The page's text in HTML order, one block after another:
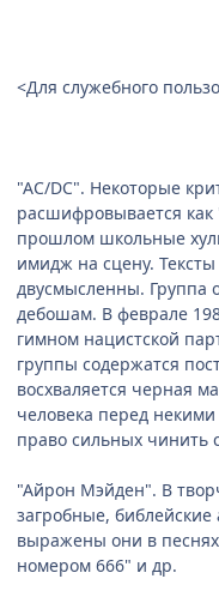
<Для служебного
"AС/DС". Hекоторые
расшифровывается как
прошлом школьные
имидж на сцену.
двусмысленны. Группа
дебошам. В феврале
гимном нацистской
группы содержатся
восхваляется черная
человека перед
право сильных чинить
"Айрон Мэйден". В
загробные,
выражены они в
номером 666" и др.